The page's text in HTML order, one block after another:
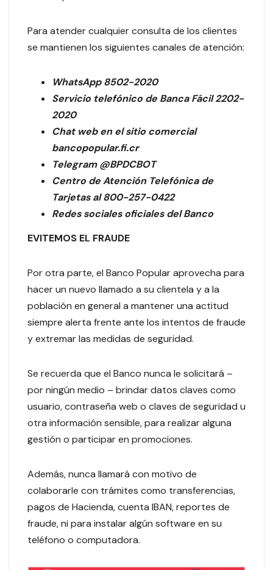
Para atender cualquier consulta de los clientes
se mantienen los siguientes canales de atención:
WhatsApp 8502-2020
Servicio telefónico de Banca Fácil 2202-
2020
Chat web en el sitio comercial
bancopopular.fi.cr
Telegram @BPDCBOT
Centro de Atención Telefónica de
Tarjetas al 800-257-0422
Redes sociales oficiales del Banco
EVITEMOS EL FRAUDE
Por otra parte, el Banco Popular aprovecha para
hacer un nuevo llamado a su clientela y a la
población en general a mantener una actitud
siempre alerta frente ante los intentos de fraude
y extremar las medidas de seguridad.
Se recuerda que el Banco nunca le solicitará –
por ningún medio – brindar datos claves como
usuario, contraseña web o claves de seguridad u
otra información sensible, para realizar alguna
gestión o participar en promociones.
Además, nunca llamará con motivo de
colaborarle con trámites como transferencias,
pagos de Hacienda, cuenta IBAN, reportes de
fraude, ni para instalar algún software en su
teléfono o computadora.